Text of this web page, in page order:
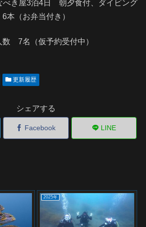
べき屋3泊4日 朝夕食付、ダイビング
6本（お弁当付き）
数 7名（仮予約受付中）
更新履歴
シェアする
Facebook LINE
2025年